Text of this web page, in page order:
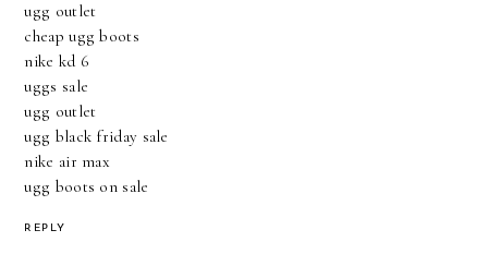
ugg outlet
cheap ugg boots
nike kd 6
uggs sale
ugg outlet
ugg black friday sale
nike air max
ugg boots on sale
REPLY